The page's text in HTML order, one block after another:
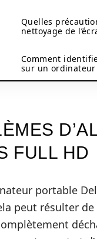
Quelles
nettoyage de
Comment
sur un ordinateur
FULL HD
portable
peut résulter